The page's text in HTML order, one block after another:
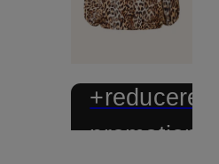
+reducere
promoțională